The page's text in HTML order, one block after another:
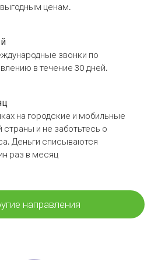
ценам.
звонки по
в течение 30 дней.
на городские и мобильные
и не заботьтесь о
Деньги списываются
раз в месяц
направления